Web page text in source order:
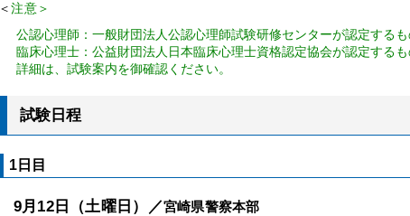
＜注意＞
公認心理師：一般財団法人公認心理師試験研修センターが認定する
臨床心理士：公益財団法人日本臨床心理士資格認定協会が認定する
詳細は、試験案内を御確認ください。
試験日程
1日目
9月12日（土曜日）／宮崎県警察本部